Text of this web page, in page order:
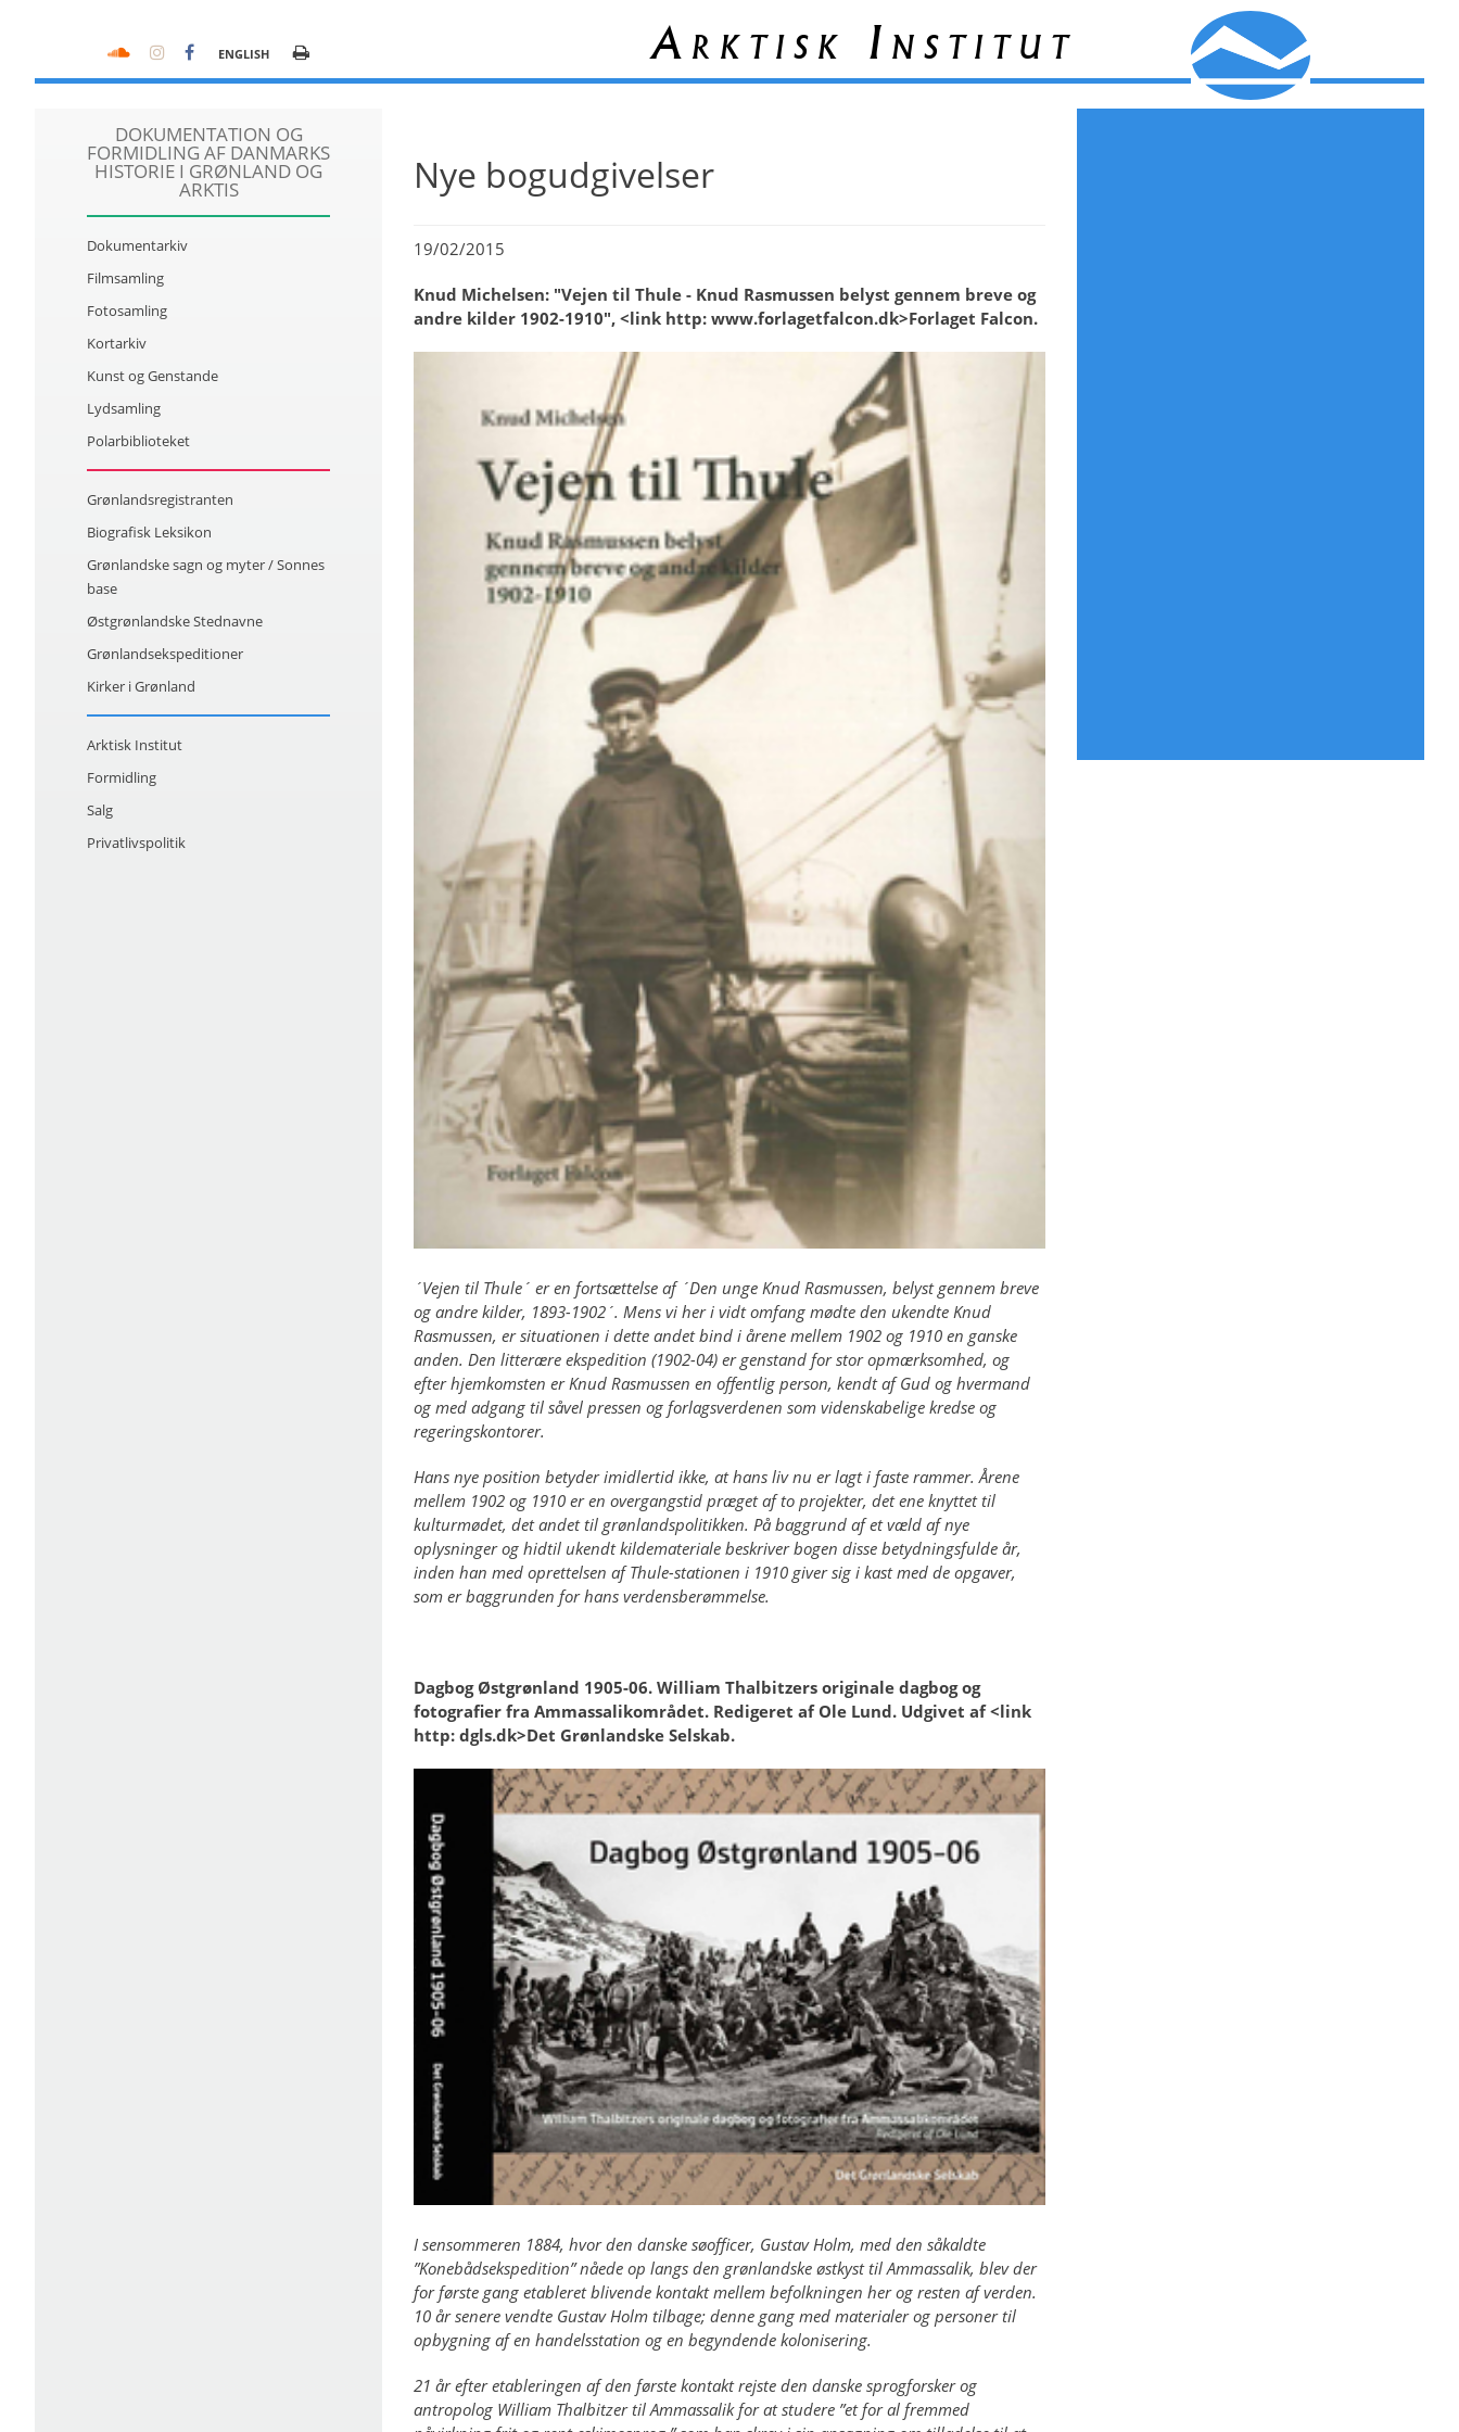
ENGLISH
DOKUMENTATION OG
FORMIDLING AF DANMARKS
HISTORIE I GRØNLAND OG
ARKTIS
Dokumentarkiv
Filmsamling
Fotosamling
Kortarkiv
Kunst og Genstande
Lydsamling
Polarbiblioteket
Grønlandsregistranten
Biografisk Leksikon
Grønlandske sagn og myter / Sonnes
base
Østgrønlandske Stednavne
Grønlandsekspeditioner
Kirker i Grønland
Arktisk Institut
Formidling
Salg
Privatlivspolitik
Arktisk Institut
Nye bogudgivelser
19/02/2015
Knud Michelsen: "Vejen til Thule - Knud Rasmussen belyst gennem breve og
andre kilder 1902-1910", <link http: www.forlagetfalcon.dk>Forlaget Falcon.
´Vejen til Thule´ er en fortsættelse af ´Den unge Knud Rasmussen, belyst gennem breve
og andre kilder, 1893-1902´. Mens vi her i vidt omfang mødte den ukendte Knud
Rasmussen, er situationen i dette andet bind i årene mellem 1902 og 1910 en ganske
anden. Den litterære ekspedition (1902-04) er genstand for stor opmærksomhed, og
efter hjemkomsten er Knud Rasmussen en offentlig person, kendt af Gud og hvermand
og med adgang til såvel pressen og forlagsverdenen som videnskabelige kredse og
regeringskontorer.
Hans nye position betyder imidlertid ikke, at hans liv nu er lagt i faste rammer. Årene
mellem 1902 og 1910 er en overgangstid præget af to projekter, det ene knyttet til
kulturmødet, det andet til grønlandspolitikken. På baggrund af et væld af nye
oplysninger og hidtil ukendt kildemateriale beskriver bogen disse betydningsfulde år,
inden han med oprettelsen af Thule-stationen i 1910 giver sig i kast med de opgaver,
som er baggrunden for hans verdensberømmelse.
Dagbog Østgrønland 1905-06. William Thalbitzers originale dagbog og
fotografier fra Ammassalikområdet. Redigeret af Ole Lund. Udgivet af <link
http: dgls.dk>Det Grønlandske Selskab.
I sensommeren 1884, hvor den danske søofficer, Gustav Holm, med den såkaldte
”Konebådsekspedition” nåede op langs den grønlandske østkyst til Ammassalik, blev der
for første gang etableret blivende kontakt mellem befolkningen her og resten af verden.
10 år senere vendte Gustav Holm tilbage; denne gang med materialer og personer til
opbygning af en handelsstation og en begyndende kolonisering.
21 år efter etableringen af den første kontakt rejste den danske sprogforsker og
antropolog William Thalbitzer til Ammassalik for at studere ”et for al fremmed